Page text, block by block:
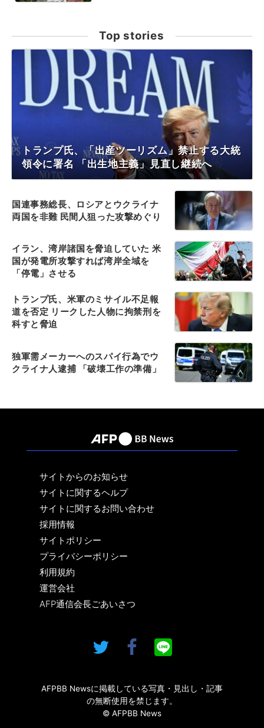
Top stories
トランプ氏、「出産ツーリズム」禁止する大統
領令に署名 「出生地主義」見直し継続へ
国連事務総長、ロシアとウクライナ
両国を非難 民間人狙った攻撃めぐり
イラン、湾岸諸国を脅迫していた 米
国が発電所攻撃すれば湾岸全域を
「停電」させる
トランプ氏、米軍のミサイル不足報
道を否定 リークした人物に拘禁刑を
科すと脅迫
独軍需メーカーへのスパイ行為でウ
クライナ人逮捕 「破壊工作の準備」
サイトからのお知らせ
サイトに関するヘルプ
サイトに関するお問い合わせ
採用情報
サイトポリシー
プライバシーポリシー
利用規約
運営会社
AFP通信会長ごあいさつ
AFPBB Newsに掲載している写真・見出し・記事
の無断使用を禁じます。
© AFPBB News